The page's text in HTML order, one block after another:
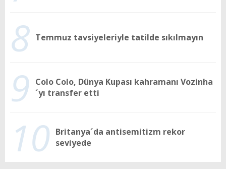
8 Temmuz tavsiyeleriyle tatilde sıkılmayın
9
Colo Colo, Dünya Kupası kahramanı Vozinha
´yı transfer etti
10 Britanya´da antisemitizm rekor
seviyede